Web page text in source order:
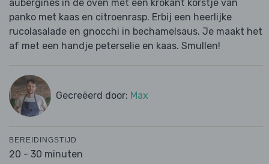
aubergines in de oven met een krokant korstje van
panko met kaas en citroenrasp. Erbij een heerlijke
rucolasalade en gnocchi in bechamelsaus. Je maakt het
af met een handje peterselie en kaas. Smullen!
Gecreëerd door: Max
BEREIDINGSTIJD
20 - 30 minuten